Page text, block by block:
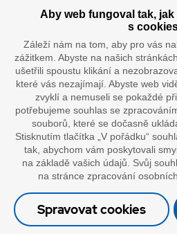
Doprava vaším
”Lepíme s
© Oficiální stránky
Aby web fungoval tak,
s
Záleží nám na tom, aby pro vás
zážitkem. Abyste na našich
ušetřili spoustu klikání a
které vás nezajímají. Abyste web
zvyklí a nemuseli se pokaždé
potřebujeme souhlas se
souborů, které se dočasně
Stisknutím tlačítka „V pořádku“
tak, abychom vám poskytovali
na základě vašich údajů. Svůj
na stránce zpracování
Spravovat cookies